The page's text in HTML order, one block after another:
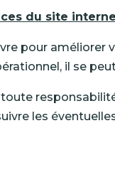
du site
pour améliorer
il se
les